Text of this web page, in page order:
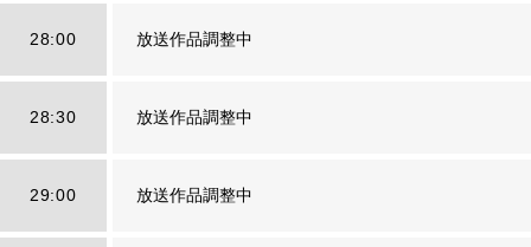
28:00 放送作品調整中
28:30 放送作品調整中
29:00 放送作品調整中